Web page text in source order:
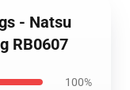
- Natsu
RB0607
100%